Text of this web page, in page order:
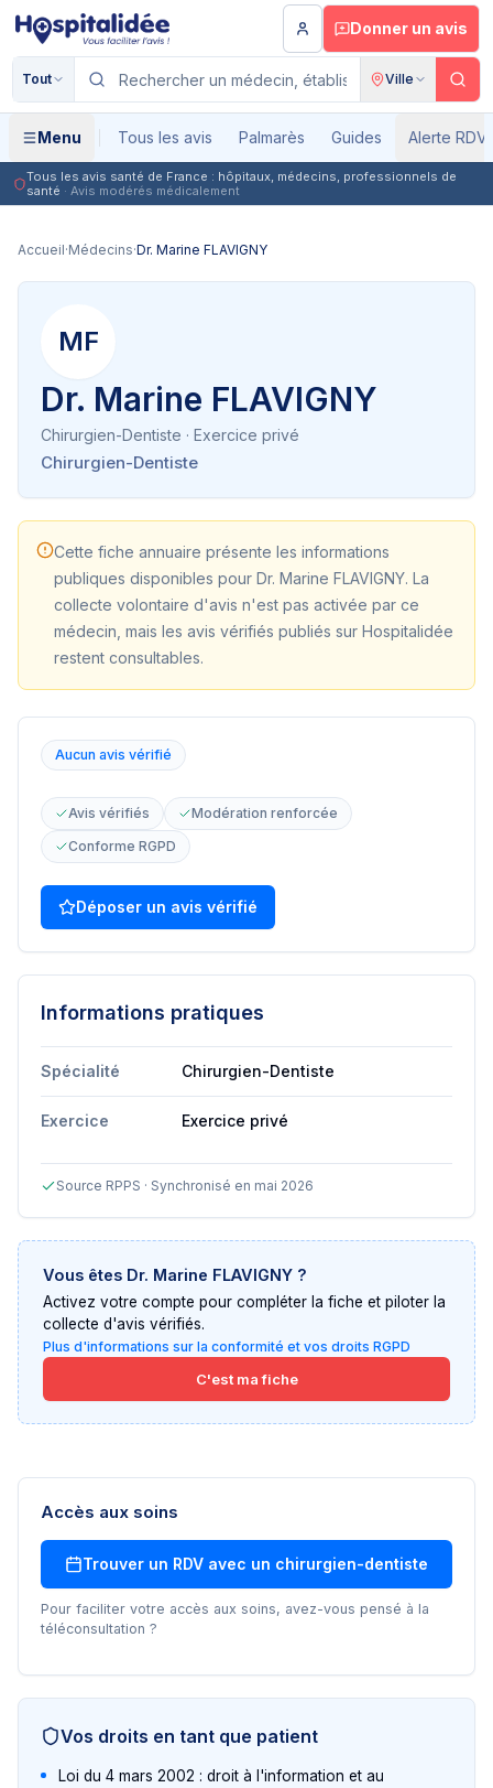
Aller au contenu principal
Donner un avis
Tout Ville
Menu Tous les avis Palmarès Guides Alerte RDV
Tous les avis santé de France : hôpitaux, médecins, professionnels de
santé · Avis modérés médicalement
Accueil·Médecins·Dr. Marine FLAVIGNY
MF
Dr. Marine FLAVIGNY
Chirurgien-Dentiste · Exercice privé
Chirurgien-Dentiste
Cette fiche annuaire présente les informations
publiques disponibles pour Dr. Marine FLAVIGNY. La
collecte volontaire d'avis n'est pas activée par ce
médecin, mais les avis vérifiés publiés sur Hospitalidée
restent consultables.
Aucun avis vérifié
Avis vérifiés
Modération renforcée
Conforme RGPD
Déposer un avis vérifié
Informations pratiques
Spécialité Chirurgien-Dentiste
Exercice Exercice privé
Source RPPS · Synchronisé en mai 2026
Vous êtes Dr. Marine FLAVIGNY ?
Activez votre compte pour compléter la fiche et piloter la
collecte d'avis vérifiés.
Plus d'informations sur la conformité et vos droits RGPD
C'est ma fiche
Accès aux soins
Trouver un RDV avec un chirurgien-dentiste
Pour faciliter votre accès aux soins, avez-vous pensé à la
téléconsultation ?
Vos droits en tant que patient
Loi du 4 mars 2002 : droit à l'information et au